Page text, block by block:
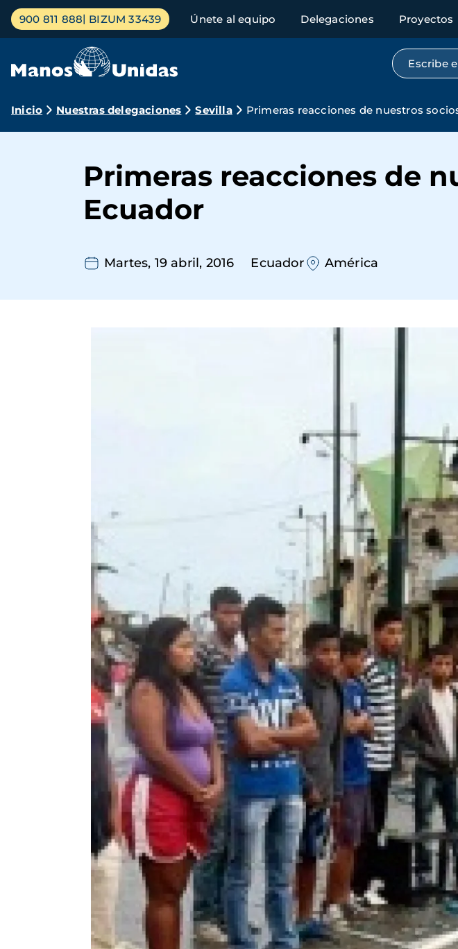
Pasar
contenido
Menú
principal
900 811 888 BIZUM 33439 Únete al equipo Delegaciones Proyectos
Ruta
navegación
Inicio Nuestras delegaciones Sevilla Primeras reacciones de nuestros
Primeras reacciones de
Ecuador
Martes, 19 abril, 2016 Ecuador América